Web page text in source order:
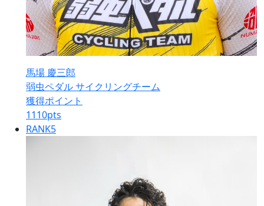
馬場 慶三郎
弱虫ペダル サイクリングチーム
獲得ポイント
1110pts
RANK5